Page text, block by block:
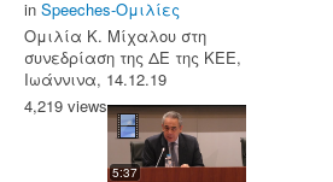
in Speeches-Ομιλίες
Ομιλία Κ. Μίχαλου στη
συνεδρίαση της ΔΕ της ΚΕΕ,
Ιωάννινα, 14.12.19
4,219 views
5:37